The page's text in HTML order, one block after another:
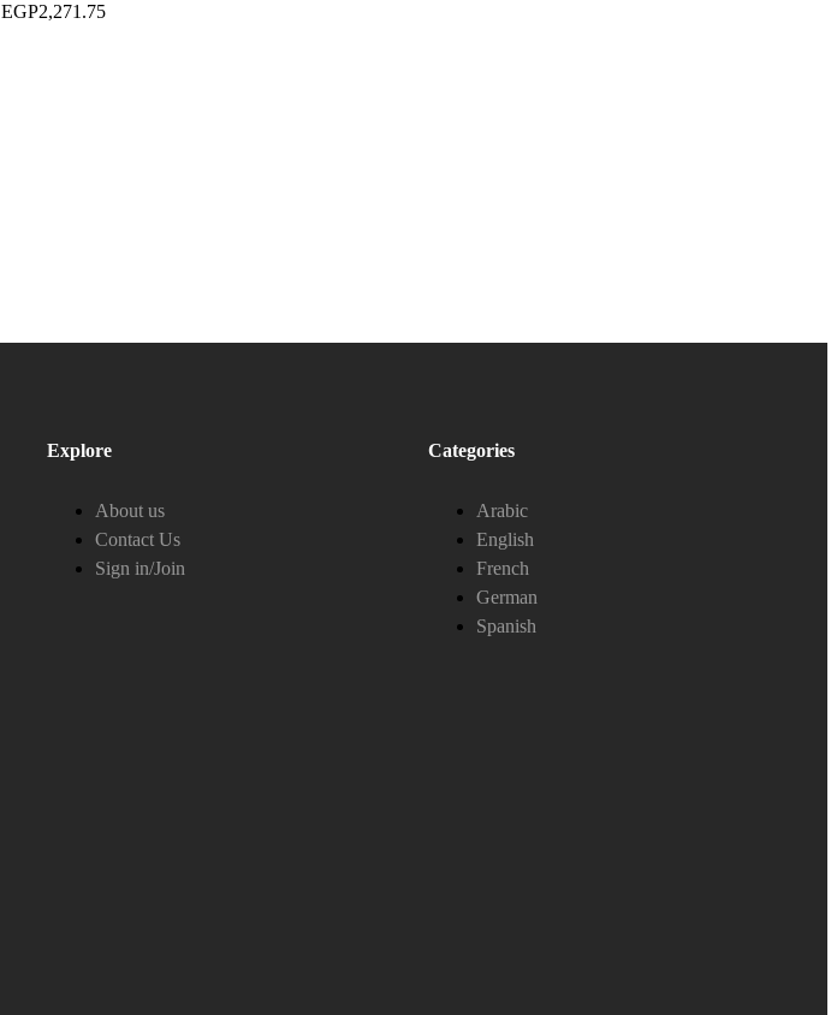
EGP2,271.75
Explore
About us
Contact Us
Sign in/Join
Categories
Arabic
English
French
German
Spanish